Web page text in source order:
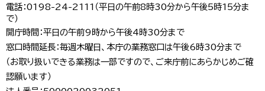
電話：0198-24-2111（平日の午前8時30分から午後5時15分ま
で）
開庁時間：平日の午前9時から午後4時30分まで
窓口時間延長：毎週木曜日、本庁の業務窓口は午後6時30分まで
（お取り扱いできる業務は一部ですので、ご来庁前にあらかじめご確
認願います）